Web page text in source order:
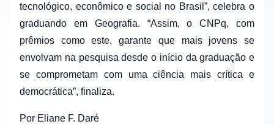
tecnológico, econômico e social no Brasil”, celebra o
graduando em Geografia. “Assim, o CNPq, com
prêmios como este, garante que mais jovens se
envolvam na pesquisa desde o início da graduação e
se comprometam com uma ciência mais crítica e
democrática”, finaliza.
Por Eliane F. Daré